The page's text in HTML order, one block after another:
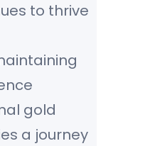
to thrive
gold
a journey